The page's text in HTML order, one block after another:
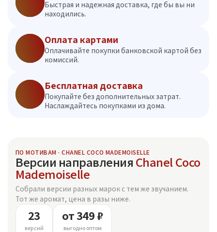
Быстрая и надежная доставка, где бы вы ни
находились.
Оплата картами
Оплачивайте покупки банковской картой без
комиссий.
Бесплатная доставка
Покупайте без дополнительных затрат.
Наслаждайтесь покупками из дома.
ПО МОТИВАМ · CHANEL COCO MADEMOISELLE
Версии направления Chanel Coco
Mademoiselle
Собрали версии разных марок с тем же звучанием.
Тот же аромат, цена в разы ниже.
23
версий
от 349 ₽
выгодно оптом